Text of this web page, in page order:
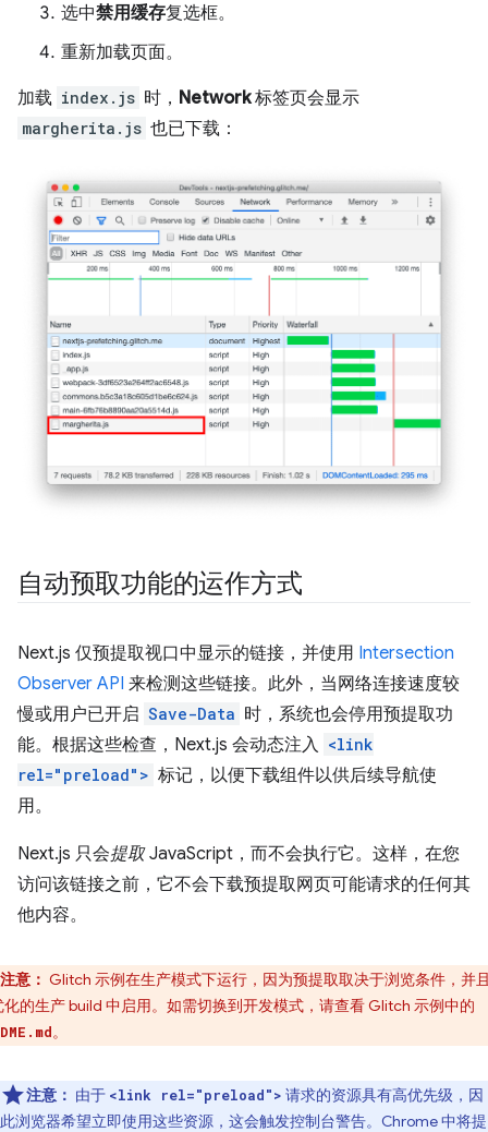
选中禁用缓存复选框。
重新加载页面。
加载 index.js 时， Network标签页会显示
margherita.js 也已下载：
自动预取功能的运作方式
Next.js 仅预提取视口中显示的链接，并使用 Intersection
Observer API 来检测这些链接。此外，当网络连接速度较
慢或用户已开启 Save-Data 时，系统也会停用预提取功
能。根据这些检查，Next.js 会动态注入 <link
rel="preload"> 标记，以便下载组件以供后续导航使
用。
Next.js 只会提取JavaScript，而不会执行它。这样，在您
访问该链接之前，它不会下载预提取网页可能请求的任何其
他内容。
注意： Glitch 示例在生产模式下运行，因为预提取取决于浏览条件，并
化的生产 build 中启用。如需切换到开发模式，请查看 Glitch 示例中的
。
注意： 由于 <link rel="preload"> 请求的资源具有高优先级，因
此浏览器希望立即使用这些资源，这会触发控制台警告。Chrome 中将提